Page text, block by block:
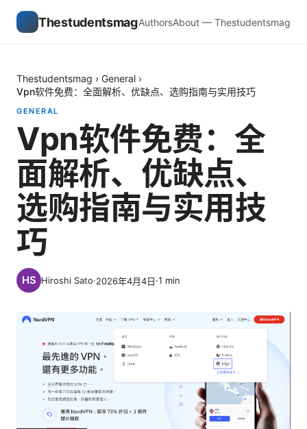
ThestudentsmagAuthorsAbout — Thestudentsmag
Thestudentsmag › General ›
Vpn软件免费：全面解析、优缺点、选购指南与实用技巧
GENERAL
Vpn软件免费：全
面解析、优缺点、
选购指南与实用技
巧
Hiroshi Sato·2026年4月4日·1 min